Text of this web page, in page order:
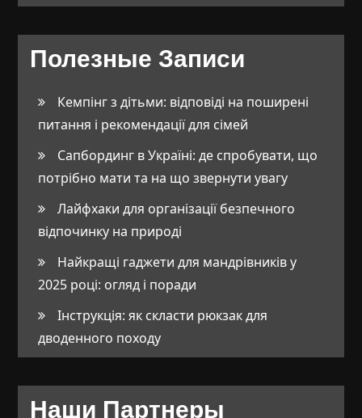
Полезные Записи
Кемпінг з дітьми: відповіді на поширені
питання і рекомендації для сімей
Сапбординг в Україні: де спробувати, що
потрібно мати та на що звернути увагу
Лайфхаки для організації безпечного
відпочинку на природі
Найкращі гаджети для мандрівників у
2025 році: огляд і поради
Інструкція: як скласти рюкзак для
дводенного походу
Наши Партнеры